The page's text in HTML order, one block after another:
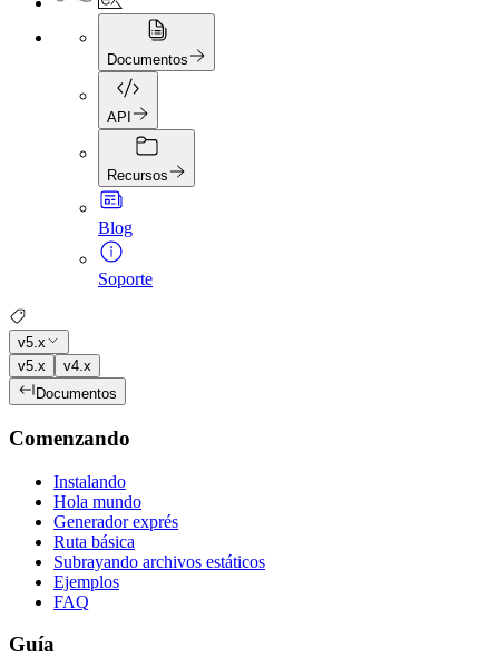
Documentos
API
Recursos
Blog
Soporte
v5.x
v5.x
v4.x
Documentos
Comenzando
Instalando
Hola mundo
Generador exprés
Ruta básica
Subrayando archivos estáticos
Ejemplos
FAQ
Guía